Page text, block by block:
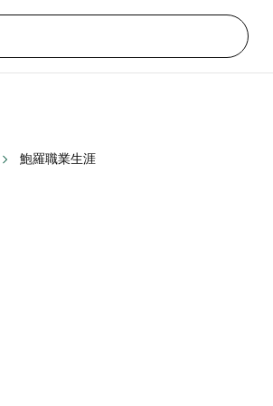
鮑羅職業生涯